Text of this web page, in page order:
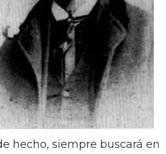
hecho, siempre buscará en